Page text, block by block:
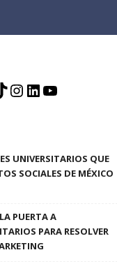
Instagram
LinkedIn
YouTube
UNIVERSITARIOS QUE
SOCIALES DE MÉXICO
PUERTA A
PARA RESOLVER